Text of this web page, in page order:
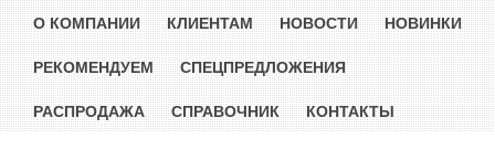
О КОМПАНИИ КЛИЕНТАМ НОВОСТИ
НОВИНКИ
РЕКОМЕНДУЕМ
СПЕЦПРЕДЛОЖЕНИЯ
РАСПРОДАЖА
СПРАВОЧНИК КОНТАКТЫ